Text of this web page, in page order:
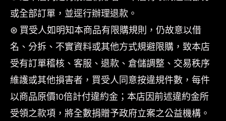
或全部訂單，並逕行辦理退款。
⊛ 買受人如明知本商品有限購規則，仍故意以借
名、分拆、不實資料或其他方式規避限購，致本店
受有訂單稽核、客服、退款、倉儲調整、交易秩序
維護或其他損害者，買受人同意按違規件數，每件
以商品原價10倍計付違約金；本店因前述違約金所
受領之款項，將全數捐贈予政府立案之公益機構。